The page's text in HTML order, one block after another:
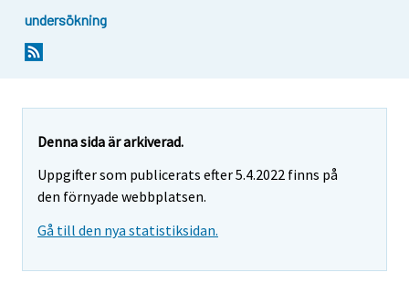
undersökning
Denna sida är arkiverad.
Uppgifter som publicerats efter 5.4.2022 finns på
den förnyade webbplatsen.
Gå till den nya statistiksidan.